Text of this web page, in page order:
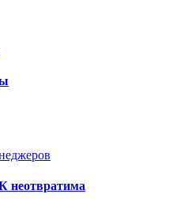
неотвратима